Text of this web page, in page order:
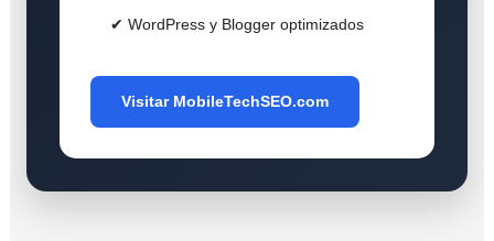
✔ WordPress y Blogger optimizados
Visitar MobileTechSEO.com